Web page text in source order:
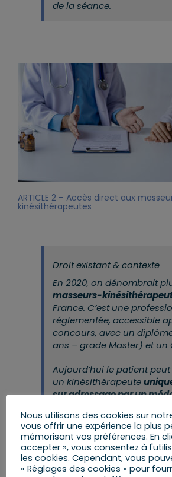
de la séance.
ARTICLE 2 – Accès direct aux
kinésithérapeutes
Droit existant & contexte
En 2020, on dénombrait
masseurs-
France. C’est une
réglementée, accessible
concours, avec un
ans – grade Master) et un
Aujourd’hui le patient
un kinésithérapeute
sur adressage par un
L’article 2 du texte permet d’ouvrir
des patients aux masseurs-
Nous utilisons des cookies sur
vous offrir une expérience la plus
mémorisant vos préférences. En
accepter », vous consentez à
les cookies. Cependant, vous
« Réglages des cookies » pour